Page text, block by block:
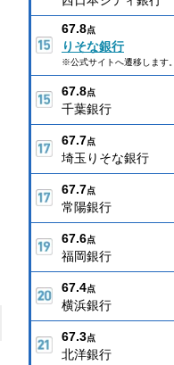
67.8点
りそな銀行
※公式サイトへ遷移します。
67.8点
千葉銀行
67.7点
埼玉りそな銀行
67.7点
常陽銀行
67.6点
福岡銀行
67.4点
横浜銀行
67.3点
北洋銀行